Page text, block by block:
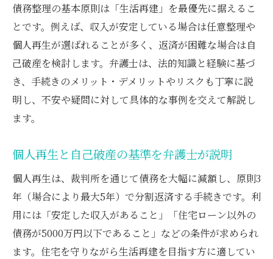
弁護士が確認する債務整理の重要な条件
債務整理の流れを弁護士と丁寧にチェック
再生と破産の違いを弁護士がわかりやすく解説
弁護士が語る再生と破産の基本的な違い
個人再生と自己破産のメリットを弁護士が
借金問題で弁護士が見る再生と破産の選択
肢
弁護士が伝える再生と破産の成功例
借金が膨らむ前に知りたい再生と破産の条件
弁護士が教える借金解決の基礎知識と条件
債務整理の基本原則は「生活再建」を最優先に据えるこ
とです。例えば、収入が安定している場合は任意整理や
個人再生が選ばれることが多く、返済が困難な場合は自
己破産を検討します。弁護士は、法的知識と経験に基づ
き、手続きのメリット・デメリットやリスクも丁寧に説
明し、不安や疑問に対して具体的な事例を交えて解説し
ます。
個人再生と自己破産の基準を弁護士が説明
個人再生は、裁判所を通じて債務を大幅に減額し、原則3
年（場合により最大5年）で分割返済する手続きです。利
用には「安定した収入があること」「住宅ローン以外の
債務が5000万円以下であること」などの条件が求められ
ます。住宅を守りながら生活再建を目指す方に適してい